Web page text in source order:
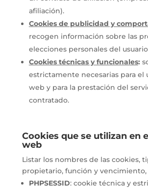
afiliación).
Cookies de publicidad y
recogen información sobre las
elecciones personales del
Cookies técnicas y funcionales:
estrictamente necesarias para el
web y para la prestación del
contratado.
Cookies que se utilizan en
web
Listar los nombres de las cookies,
propietario, función y
PHPSESSID: cookie técnica y